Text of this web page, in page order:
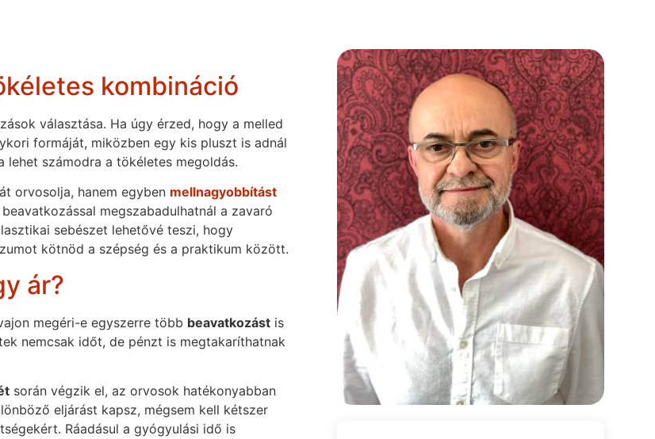
kombináció
választása. Ha úgy érzed, hogy a melled
formáját, miközben egy kis pluszt is adnál
lehet számodra a tökéletes megoldás.
orvosolja, hanem egyben mellnagyobbítást
megszabadulhatnál a zavaró
sebészet lehetővé teszi, hogy
kötnöd a szépség és a praktikum között.
ár?
megéri-e egyszerre több beavatkozást is
nemcsak időt, de pénzt is megtakaríthatnak
során végzik el, az orvosok hatékonyabban
eljárást kapsz, mégsem kell kétszer
Ráadásul a gyógyulási idő is